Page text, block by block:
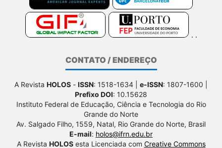
CONTATO / ENDEREÇO
A Revista HOLOS - ISSN: 1518-1634 | e-ISSN: 1807-1600 |
Prefixo DOI: 10.15628
Instituto Federal de Educação, Ciência e Tecnologia do Rio
Grande do Norte
Av. Salgado Filho, 1559, Natal, Rio Grande do Norte, Brasil
E-mail: holos@ifrn.edu.br
A Revista HOLOSesta Licenciada com Creative Commons